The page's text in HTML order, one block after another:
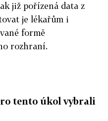
již pořízená data z
je lékařům i
formě
rozhraní.
tento úkol vybrali